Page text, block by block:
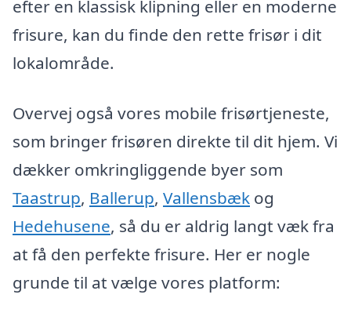
efter en klassisk klipning eller en moderne
frisure, kan du finde den rette frisør i dit
lokalområde.
Overvej også vores mobile frisørtjeneste,
som bringer frisøren direkte til dit hjem. Vi
dækker omkringliggende byer som
Taastrup, Ballerup, Vallensbæk og
Hedehusene, så du er aldrig langt væk fra
at få den perfekte frisure. Her er nogle
grunde til at vælge vores platform: